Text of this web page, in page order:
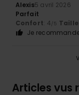
Alexis5 avril 2026
Parfait
Confort: 4/5 Taille
Je
Articles vus